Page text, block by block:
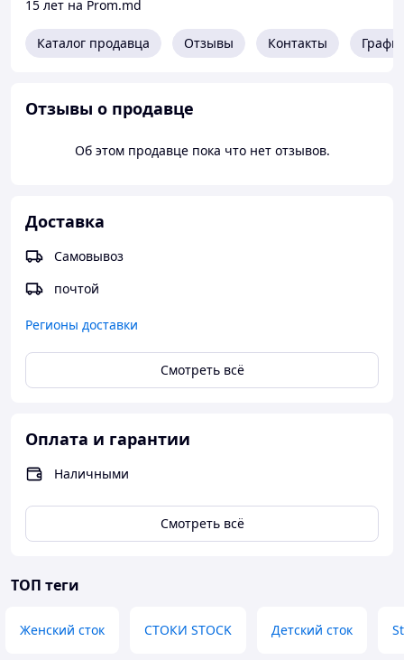
15 лет на Prom.md
Каталог продавца Отзывы Контакты
Отзывы о продавце
Об этом продавце пока что нет отзывов.
Доставка
Самовывоз
почтой
Регионы доставки
Смотреть всё
Оплата и гарантии
Наличными
Смотреть всё
ТОП теги
Женский сток СТОКИ STOCK Детский сток